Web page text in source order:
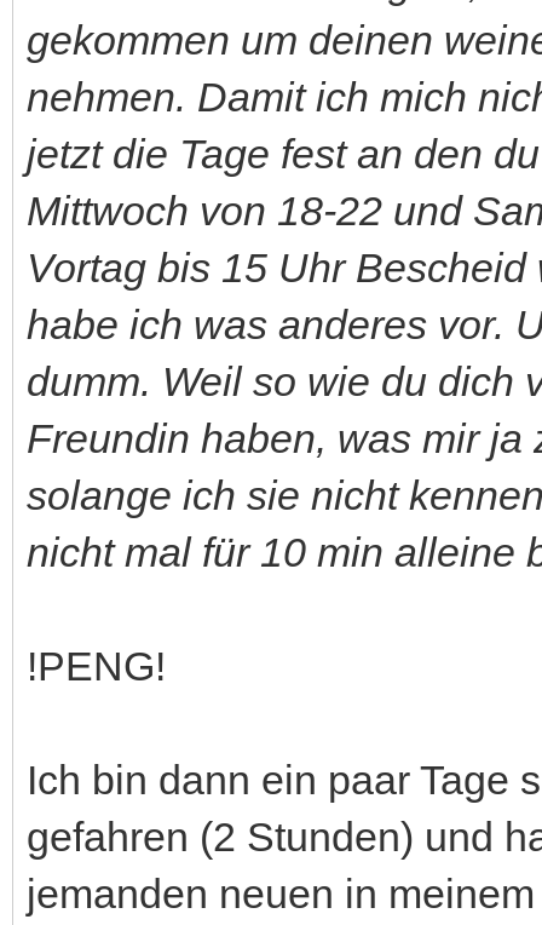
gekommen um deinen
nehmen. Damit ich mich
jetzt die Tage fest an den
Mittwoch von 18-22 und
Vortag bis 15 Uhr
habe ich was anderes vor.
dumm. Weil so wie du dich
Freundin haben, was mir
solange ich sie nicht
nicht mal für 10 min alleine
!PENG!
Ich bin dann ein paar Tage
gefahren (2 Stunden) und
jemanden neuen in